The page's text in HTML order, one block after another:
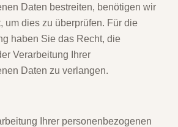
Daten bestreiten, benötigen wir
um dies zu überprüfen. Für die
haben Sie das Recht, die
Verarbeitung Ihrer
Daten zu verlangen.
Ihrer personenbezogenen